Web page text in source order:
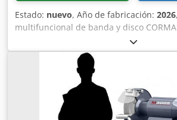
Estado: nuevo, Año de fabricación: 2026
multifuncional de banda y disco
lijadora combinada moderna y eficiente,
aplicaciones industriales, de taller y de
Gracias a la combinación de dos
disco–, el dispositivo ofrece la máxima
eficiencia en el procesamiento de metal,
plásticos. Equipada con rodamientos
esta lijadora funciona de forma